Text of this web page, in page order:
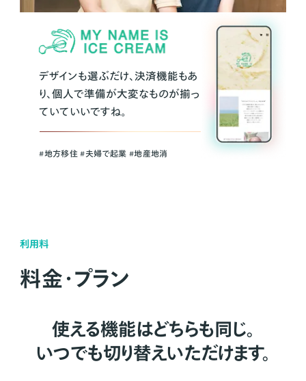
デザインも選ぶだけ、決済機能もあ
り、個人で準備が大変なものが揃っ
ていていいですね。
#地方移住 #夫婦で起業 #地産地消
利用料
料金・プラン
使える機能はどちらも同じ。
いつでも切り替えいただけます。